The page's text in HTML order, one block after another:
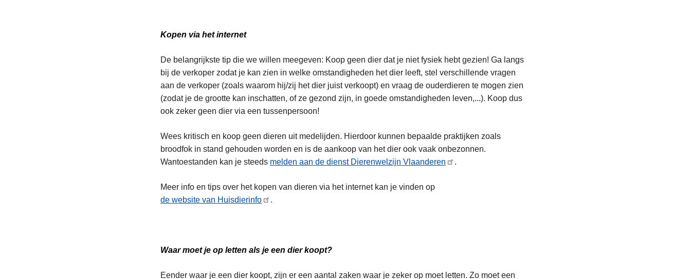
Kopen via het internet
De belangrijkste tip die we willen meegeven: Koop geen dier dat je niet fysiek hebt gezien! Ga langs
bij de verkoper zodat je kan zien in welke omstandigheden het dier leeft, stel verschillende vragen
aan de verkoper (zoals waarom hij/zij het dier juist verkoopt) en vraag de ouderdieren te mogen zien
(zodat je de grootte kan inschatten, of ze gezond zijn, in goede omstandigheden leven,...). Koop dus
ook zeker geen dier via een tussenpersoon!
Wees kritisch en koop geen dieren uit medelijden. Hierdoor kunnen bepaalde praktijken zoals
broodfok in stand gehouden worden en is de aankoop van het dier ook vaak onbezonnen.
Wantoestanden kan je steeds melden aan de dienst Dierenwelzijn Vlaanderen .
Meer info en tips over het kopen van dieren via het internet kan je vinden op
de website van Huisdierinfo
.
Waar moet je op letten als je een dier koopt?
Eender waar je een dier koopt, zijn er een aantal zaken waar je zeker op moet letten. Zo moet een